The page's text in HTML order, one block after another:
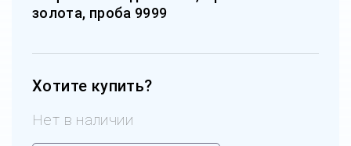
золота, проба 9999
Хотите купить?
Нет в наличии